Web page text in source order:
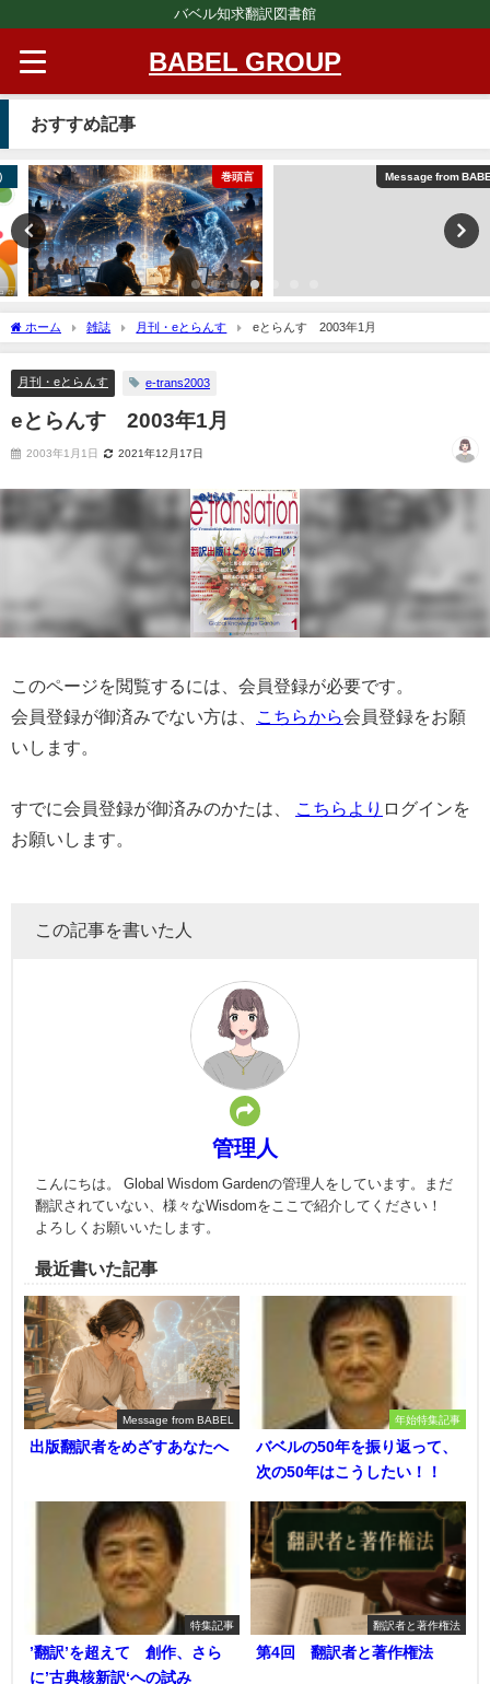
バベル知求翻訳図書館
BABEL GROUP
おすすめ記事
巻頭言 Message from BABEL
ホーム 雑誌 月刊・eとらんす eとらんす 2003年1月
月刊・eとらんす e-trans2003
eとらんす 2003年1月
2003年1月1日 2021年12月17日
このページを閲覧するには、会員登録が必要です。
会員登録が御済みでない方は、
こちらから会員登録をお願
いします。
すでに会員登録が御済みのかたは、 こちらより ログインを
お願いします。
この記事を書いた人
管理人
こんにちは。 Global Wisdom Gardenの管理人をしています。まだ
翻訳されていない、様々なWisdomをここで紹介してください！
よろしくお願いいたします。
最近書いた記事
Message from BABEL
出版翻訳者をめざすあなたへ
年始特集記事
バベルの50年を振り返って、
次の50年はこうしたい！！
特集記事
’翻訳’を超えて 創作、さら
に’古典核新訳‘への試み
翻訳者と著作権法
第4回 翻訳者と著作権法